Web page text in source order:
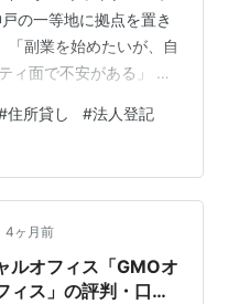
の一等地に拠点を置き
副業を始めたいが、自
ィ面で不安がある」 そ
ンターネットグループ
オフィスサポート神
ィスは価格競争が熾烈
サポートは「初期費
便転送料0円」という、
住所貸し #法人登記
4ヶ月前
ルオフィス「GMOオ
ィス」の評判・口コ